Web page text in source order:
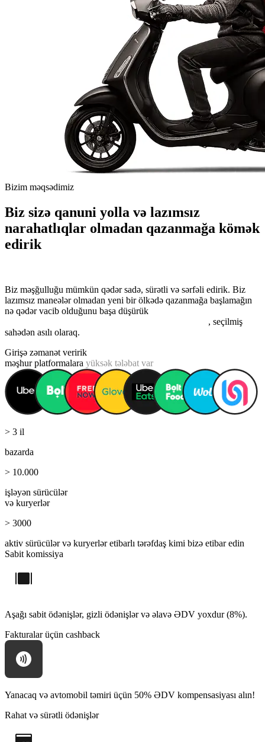
Bizim məqsədimiz
Biz sizə qanuni yolla və lazımsız
narahatlıqlar olmadan qazanmağa kömək
edirik
Biz məşğulluğu mümkün qədər sadə, sürətli və sərfəli edirik. Biz
lazımsız maneələr olmadan yeni bir ölkədə qazanmağa başlamağın
nə qədər vacib olduğunu başa düşürük
, seçilmiş
sahədən asılı olaraq.
Girişə zəmanət veririk
məşhur platformalara yüksək tələbat var
> 3 il
bazarda
> 10.000
işləyən sürücülər
və kuryerlər
> 3000
aktiv sürücülər və kuryerləretibarlı tərəfdaş kimi bizə etibar edin
Sabit komissiya
Aşağı sabit ödənişlər, gizli ödənişlər və əlavə ƏDV yoxdur (8%).
Fakturalar üçün cashback
Yanacaq və avtomobil təmiri üçün 50% ƏDV kompensasiyası alın!
Rahat və sürətli ödənişlər